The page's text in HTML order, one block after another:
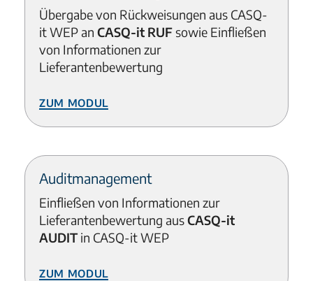
Übergabe von Rückweisungen aus CASQ-
it WEP an CASQ-it RUFsowie Einfließen
von Informationen zur
Lieferantenbewertung
Zum Modul
Auditmanagement
Einfließen von Informationen zur
Lieferantenbewertung ausCASQ-it
AUDIT in CASQ-it WEP
Zum Modul